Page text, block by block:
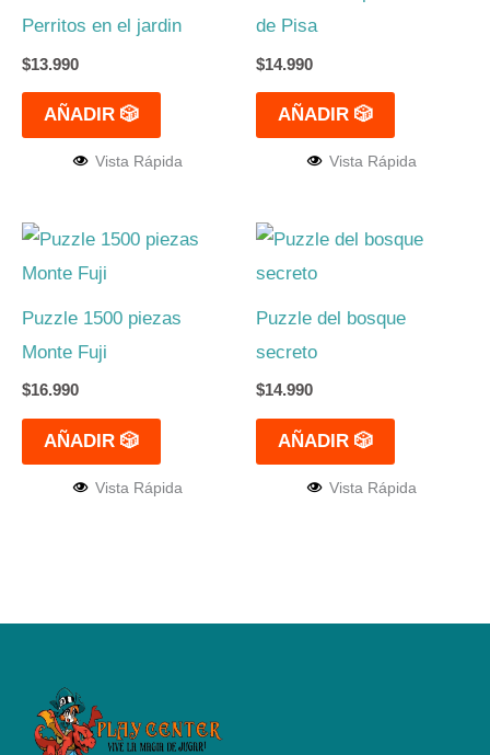
Perritos en el jardin
$13.990
AÑADIR 🎲
Vista Rápida
de Pisa
$14.990
AÑADIR 🎲
Vista Rápida
Puzzle 1500 piezas
Monte Fuji
$16.990
AÑADIR 🎲
Vista Rápida
Puzzle del bosque
secreto
$14.990
AÑADIR 🎲
Vista Rápida